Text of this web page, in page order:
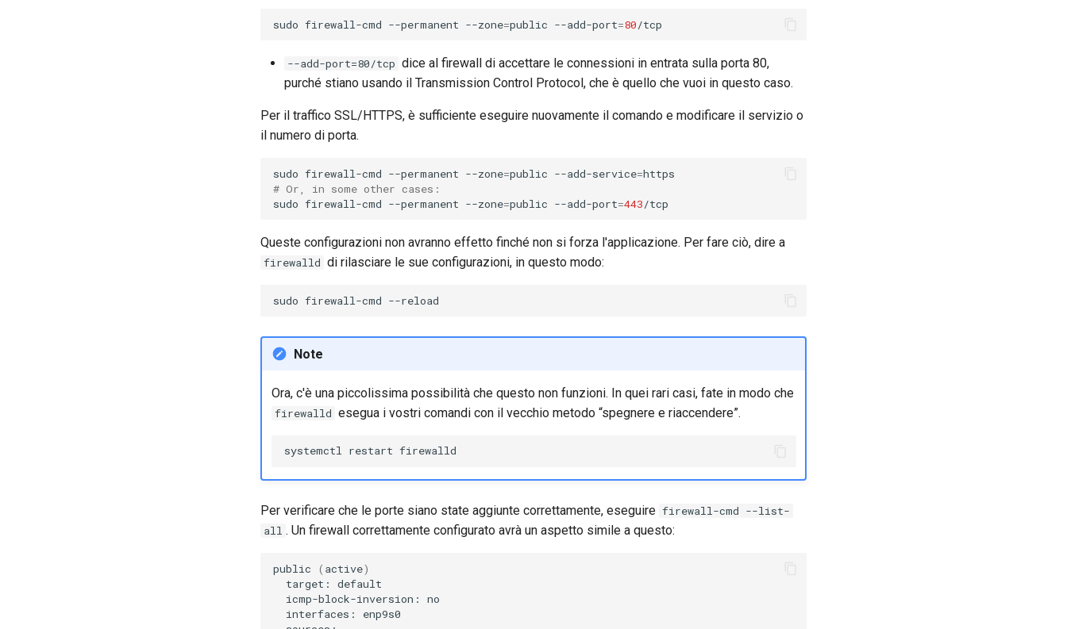
sudo firewall-cmd --permanent --zone=public --add-port=80
--add-port=80/tcp dice al firewall di accettare le connessioni in entrata sulla porta 80,
purché stiano usando il Transmission Control Protocol, che è quello che vuoi in questo caso.
Per il traffico SSL/HTTPS, è sufficiente eseguire nuovamente il comando e modificare il servizio o
il numero di porta.
sudo firewall-cmd --permanent --zone=public --add-service=
# Or, in some other cases:
sudo firewall-cmd --permanent --zone=public --add-port=443
Queste configurazioni non avranno effetto finché non si forza l'applicazione. Per fare ciò, dire a
firewalld di rilasciare le sue configurazioni, in questo modo:
sudo firewall-cmd
Note
Ora, c'è una piccolissima possibilità che questo non funzioni. In quei rari casi, fate in modo che
firewalld esegua i vostri comandi con il vecchio metodo “spegnere e riaccendere”.
systemctl restart
Per verificare che le porte siano state aggiunte correttamente, eseguire firewall-cmd --list-
all . Un firewall correttamente configurato avrà un aspetto simile a questo:
public ( active)
target:
icmp-block-inversion:
interfaces: